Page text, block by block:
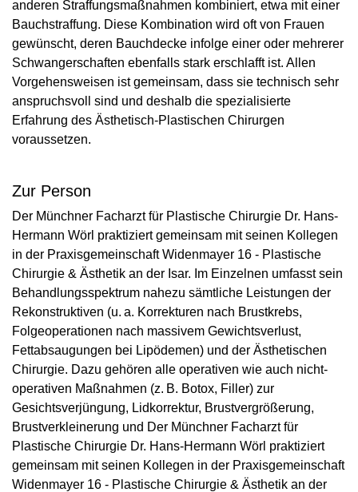
anderen Straffungsmaßnahmen kombiniert, etwa mit einer
Bauchstraffung. Diese Kombination wird oft von Frauen
gewünscht, deren Bauchdecke infolge einer oder mehrerer
Schwangerschaften ebenfalls stark erschlafft ist. Allen
Vorgehensweisen ist gemeinsam, dass sie technisch sehr
anspruchsvoll sind und deshalb die spezialisierte
Erfahrung des Ästhetisch-Plastischen Chirurgen
voraussetzen.
Zur Person
Der Münchner Facharzt für Plastische Chirurgie Dr. Hans-
Hermann Wörl praktiziert gemeinsam mit seinen Kollegen
in der Praxisgemeinschaft Widenmayer 16 - Plastische
Chirurgie & Ästhetik an der Isar. Im Einzelnen umfasst sein
Behandlungsspektrum nahezu sämtliche Leistungen der
Rekonstruktiven (u. a. Korrekturen nach Brustkrebs,
Folgeoperationen nach massivem Gewichtsverlust,
Fettabsaugungen bei Lipöde­men) und der Ästhetischen
Chirurgie. Dazu gehören alle operativen wie auch nicht-
operativen Maßnahmen (z. B. Botox, Filler) zur
Gesichtsverjüngung, Lidkorrektur, Brustvergrößerung,
Brustverkleinerung und Der Münchner Facharzt für
Plastische Chirurgie Dr. Hans-Hermann Wörl praktiziert
gemeinsam mit seinen Kollegen in der Praxisgemeinschaft
Widenmayer 16 - Plastische Chirurgie & Ästhetik an der